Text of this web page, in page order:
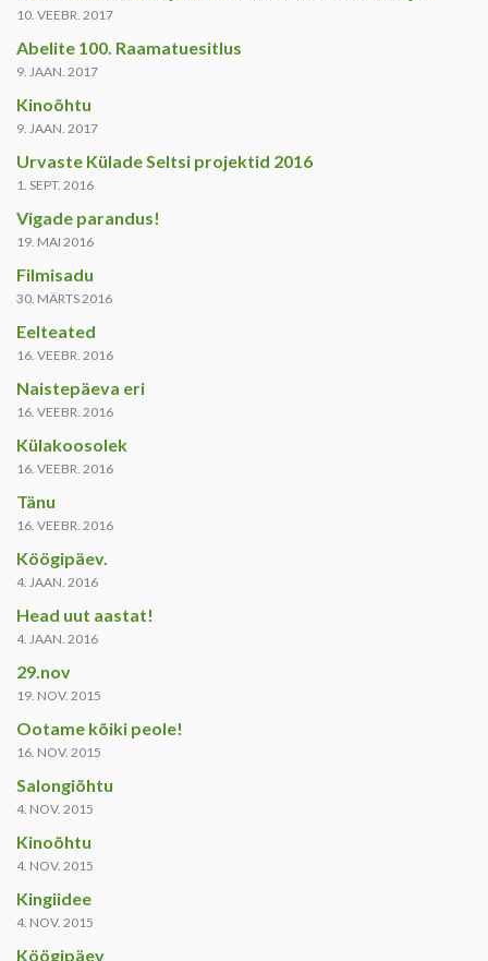
10. VEEBR. 2017
Abelite 100. Raamatuesitlus
9. JAAN. 2017
Kinoõhtu
9. JAAN. 2017
Urvaste Külade Seltsi projektid 2016
1. SEPT. 2016
Vigade parandus!
19. MAI 2016
Filmisadu
30. MÄRTS 2016
Eelteated
16. VEEBR. 2016
Naistepäeva eri
16. VEEBR. 2016
Külakoosolek
16. VEEBR. 2016
Tänu
16. VEEBR. 2016
Köögipäev.
4. JAAN. 2016
Head uut aastat!
4. JAAN. 2016
29.nov
19. NOV. 2015
Ootame kõiki peole!
16. NOV. 2015
Salongiõhtu
4. NOV. 2015
Kinoõhtu
4. NOV. 2015
Kingiidee
4. NOV. 2015
Köögipäev